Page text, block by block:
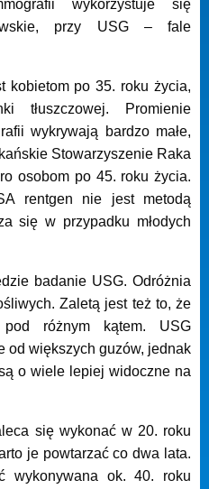
wykorzystuje się
przy USG – fale
kobietom po 35. roku życia,
tłuszczowej. Promienie
wykrywają bardzo małe,
Stowarzyszenie Raka
osobom po 45. roku życia.
rentgen nie jest metodą
się w przypadku młodych
badanie USG. Odróżnia
Zaletą jest też to, że
różnym kątem. USG
od większych guzów, jednak
o wiele lepiej widoczne na
się wykonać w 20. roku
je powtarzać co dwa lata.
wykonywana ok. 40. roku